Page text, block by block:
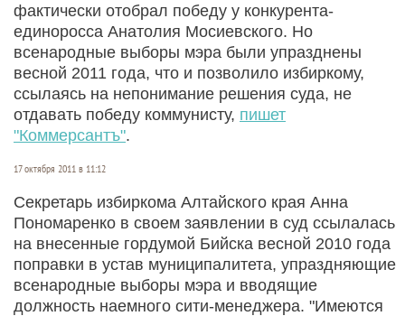
фактически отобрал победу у конкурента-
единоросса Анатолия Мосиевского. Но
всенародные выборы мэра были упразднены
весной 2011 года, что и позволило избиркому,
ссылаясь на непонимание решения суда, не
отдавать победу коммунисту, пишет
"Коммерсантъ".
17 октября 2011 в 11:12
Секретарь избиркома Алтайского края Анна
Пономаренко в своем заявлении в суд ссылалась
на внесенные гордумой Бийска весной 2010 года
поправки в устав муниципалитета, упраздняющие
всенародные выборы мэра и вводящие
должность наемного сити-менеджера. "Имеются